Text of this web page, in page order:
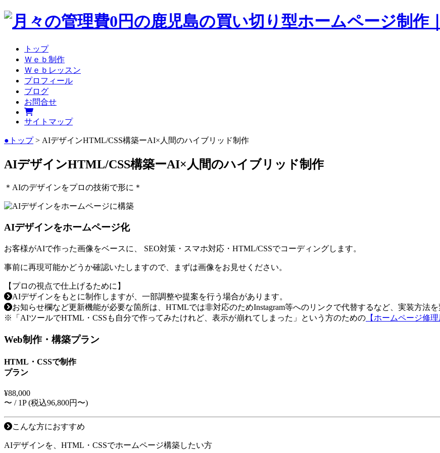
トップ
Ｗｅｂ制作
Ｗｅｂレッスン
プロフィール
ブログ
お問合せ
サイトマップ
●トップ> AIデザインHTML/CSS構築ーAI×人間のハイブリッド制作
AIデザインHTML/CSS構築ーAI×人間のハイブリッド制作
＊AIのデザインをプロの技術で形に＊
AIデザインをホームページ化
お客様がAIで作った画像をベースに、 SEO対策・スマホ対応・HTML/CSSでコーディングします。
事前に再現可能かどうか確認いたしますので、まずは画像をお見せください。
【プロの視点で仕上げるために】
AIデザインをもとに制作しますが、一部調整や提案を行う場合があります。
お知らせ欄など更新機能が必要な箇所は、HTMLでは非対応のためInstagram等へのリンクで代替するなど、実装方法
※「AIツールでHTML・CSSも自分で作ってみたけれど、表示が崩れてしまった」という方のための 【ホームページ修理
Web制作・構築プラン
HTML・CSSで制作
プラン
¥88,000
〜 / 1P (税込96,800円〜)
こんな方におすすめ
AIデザインを、HTML・CSSでホームページ構築したい方